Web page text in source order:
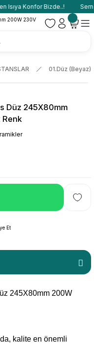
Isıya Konfor Bizde..! Sern
01.Düz
Düz 245X80mm
Renk
Et
245X80mm 200W
kalite en önemli